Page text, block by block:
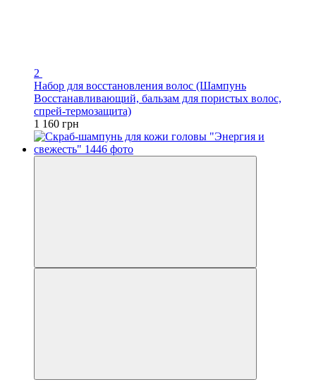
2
Набор для восстановления волос (Шампунь
Восстанавливающий, бальзам для пористых волос,
спрей-термозащита)
1 160 грн